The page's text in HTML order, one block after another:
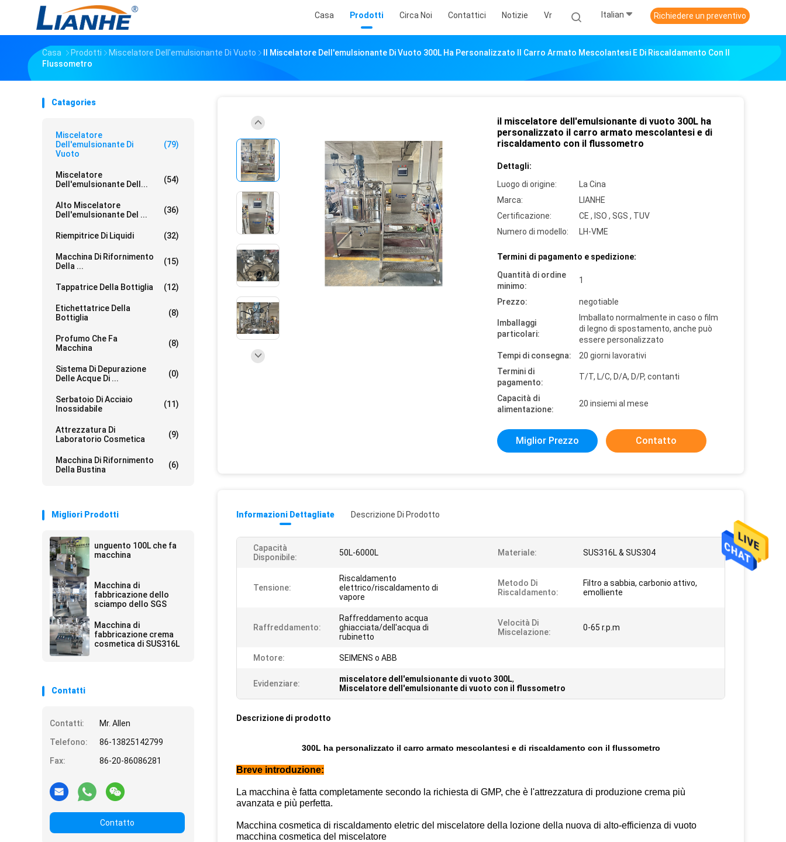
Casa Prodotti Circa Noi Contattici Notizie Vr Italian Richiedere un preventivo
Casa Prodotti Miscelatore Dell'emulsionante Di Vuoto
Il Miscelatore Dell'emulsionante Di Vuoto 300L Ha Personalizzato Il Carro Armato Mescolantesi E Di Riscaldamento Con Il
Flussometro
Catagories
Miscelatore
Dell'emulsionante Di
Vuoto
(79)
Miscelatore
Dell'emulsionante Dell...
(54)
Alto Miscelatore
Dell'emulsionante Del ...
(36)
Riempitrice Di Liquidi (32)
Macchina Di Rifornimento
Della ...
(15)
Tappatrice Della Bottiglia (12)
Etichettatrice Della
Bottiglia
(8)
Profumo Che Fa
Macchina
(8)
Sistema Di Depurazione
Delle Acque Di ...
(0)
Serbatoio Di Acciaio
Inossidabile
(11)
Attrezzatura Di
Laboratorio Cosmetica
(9)
Macchina Di Rifornimento
Della Bustina
(6)
Migliori Prodotti
unguento 100L che fa
macchina
Macchina di
fabbricazione dello
sciampo dello SGS
Macchina di
fabbricazione crema
cosmetica di SUS316L
Contatti
Contatti:
Mr. Allen
Telefono:
86-13825142799
Fax:
86-20-86086281
Contatto
il miscelatore dell'emulsionante di vuoto 300L ha
personalizzato il carro armato mescolantesi e di
riscaldamento con il flussometro
Dettagli:
Luogo di origine:
La Cina
Marca:
LIANHE
Certificazione:
CE , ISO , SGS , TUV
Numero di modello:
LH-VME
Termini di pagamento e spedizione:
Quantità di ordine
minimo:
1
Prezzo: negotiable
Imballaggi
particolari:
Imballato normalmente in caso o film
di legno di spostamento, anche può
essere personalizzato
Tempi di consegna:
20 giorni lavorativi
Termini di
pagamento:
T/T, L/C, D/A, D/P, contanti
Capacità di
alimentazione:
20 insiemi al mese
Miglior Prezzo Contatto
Informazioni Dettagliate Descrizione Di Prodotto
Capacità
Disponibile:
50L-6000L Materiale: SUS316L & SUS304
Tensione:
Riscaldamento
elettrico/riscaldamento di
vapore
Metodo Di
Riscaldamento:
Filtro a sabbia, carbonio attivo,
emolliente
Raffreddamento:
Raffreddamento acqua
ghiacciata/dell'acqua di
rubinetto
Velocità Di
Miscelazione:
0-65 r.p.m
Motore: SEIMENS o ABB
Evidenziare: miscelatore dell'emulsionante di vuoto 300L,
Miscelatore dell'emulsionante di vuoto con il flussometro
Descrizione di prodotto
300L ha personalizzato il carro armato mescolantesi e di riscaldamento con il flussometro
Breve introduzione:
La macchina è fatta completamente secondo la richiesta di GMP, che è l'attrezzatura di produzione crema più
avanzata e più perfetta.
Macchina cosmetica di riscaldamento eletric del miscelatore della lozione della nuova di alto-efficienza di vuoto
macchina cosmetica del miscelatore